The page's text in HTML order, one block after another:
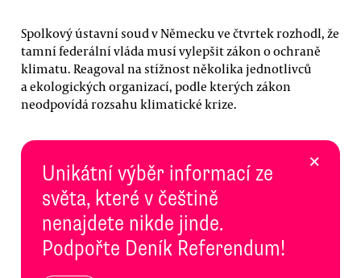
Spolkový ústavní soud v Německu ve čtvrtek rozhodl, že
tamní federální vláda musí vylepšit zákon o ochraně
klimatu. Reagoval na stížnost několika jednotlivců
a ekologických organizací, podle kterých zákon
neodpovídá rozsahu klimatické krize.
Unikátní výběr informací ze
světa, které v češtině
nenajdete nikde jinde.
Podpořte Deník Referendum!
×